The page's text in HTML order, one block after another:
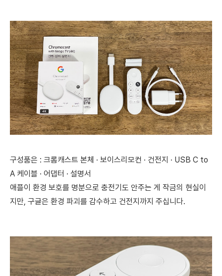
구성품은 : 크롬캐스트 본체 · 보이스리모컨 · 건전지 · USB C to
A 케이블 · 어댑터 · 설명서
애플이 환경 보호를 명분으로 충전기도 안주는 게 작금의 현실이
지만, 구글은 환경 파괴를 감수하고 건전지까지 주십니다.